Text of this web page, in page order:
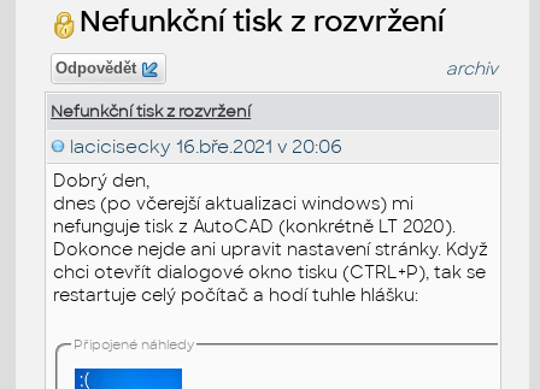
Nefunkční tisk z rozvržení
Odpovědět archiv
Nefunkční tisk z rozvržení
lacicisecky 16.bře.2021 v 20:06
Dobrý den,
dnes (po včerejší aktualizaci windows) mi
nefunguje tisk z AutoCAD (konkrétně LT 2020).
Dokonce nejde ani upravit nastavení stránky. Když
chci otevřít dialogové okno tisku (CTRL+P), tak se
restartuje celý počítač a hodí tuhle hlášku:
Připojené náhledy